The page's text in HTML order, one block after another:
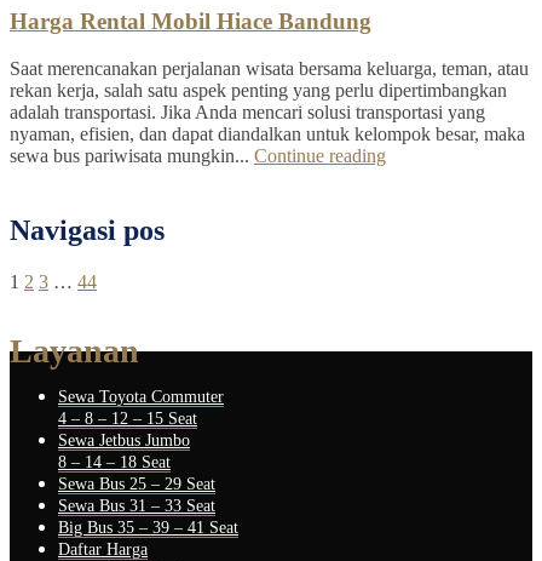
Harga Rental Mobil Hiace Bandung
Saat merencanakan perjalanan wisata bersama keluarga, teman, atau
rekan kerja, salah satu aspek penting yang perlu dipertimbangkan
adalah transportasi. Jika Anda mencari solusi transportasi yang
nyaman, efisien, dan dapat diandalkan untuk kelompok besar, maka
sewa bus pariwisata mungkin... Continue reading
Navigasi pos
1 2 3 … 44
Layanan
Sewa Toyota Commuter
4 – 8 – 12 – 15 Seat
Sewa Jetbus Jumbo
8 – 14 – 18 Seat
Sewa Bus 25 – 29 Seat
Sewa Bus 31 – 33 Seat
Big Bus 35 – 39 – 41 Seat
Daftar Harga